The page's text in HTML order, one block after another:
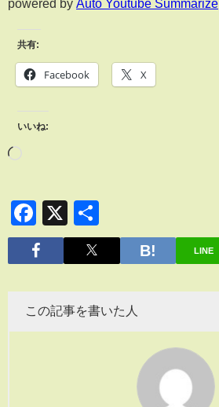
powered by Auto Youtube Summarize
共有:
Facebook X
いいね:
Facebook
X
有
LINE
この記事を書いた人